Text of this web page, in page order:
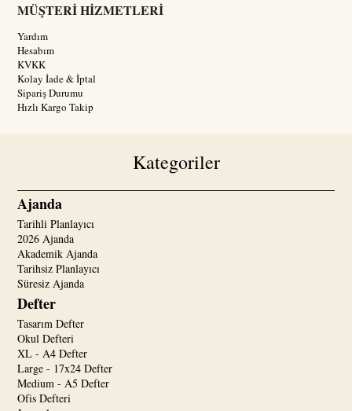
MÜŞTERİ HİZMETLERİ
Yardım
Hesabım
KVKK
Kolay İade & İptal
Sipariş Durumu
Hızlı Kargo Takip
Kategoriler
Ajanda
Tarihli Planlayıcı
2026 Ajanda
Akademik Ajanda
Tarihsiz Planlayıcı
Süresiz Ajanda
Defter
Tasarım Defter
Okul Defteri
XL - A4 Defter
Large - 17x24 Defter
Medium - A5 Defter
Ofis Defteri